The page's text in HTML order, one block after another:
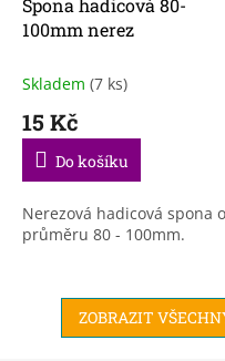
100mm nerez
Skladem (7 ks)
15 Kč
Do košíku
Nerezová hadicová spona o
průměru 80 - 100mm.
ZOBRAZIT